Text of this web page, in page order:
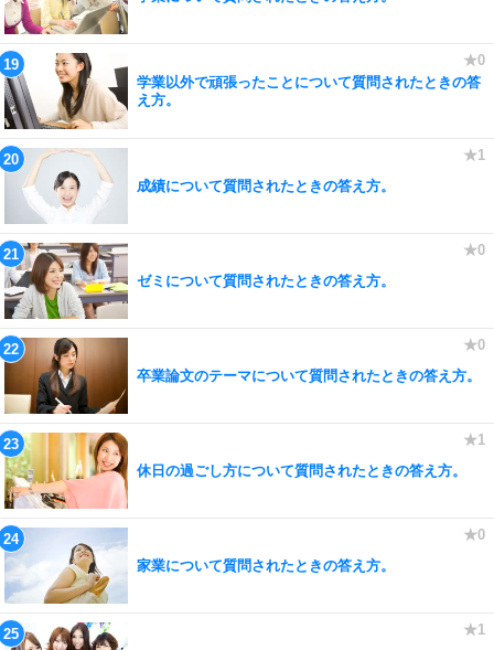
学業以外で頑張ったことについて質問されたときの答
え方。
成績について質問されたときの答え方。
ゼミについて質問されたときの答え方。
卒業論文のテーマについて質問されたときの答え方。
休日の過ごし方について質問されたときの答え方。
家業について質問されたときの答え方。